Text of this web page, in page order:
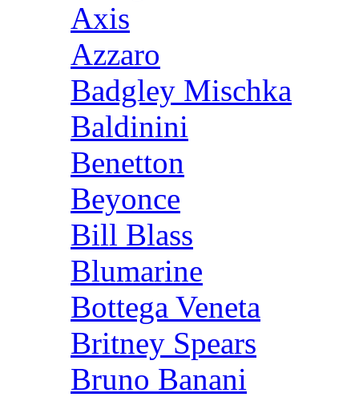
Axis
Azzaro
Badgley Mischka
Baldinini
Benetton
Beyonce
Bill Blass
Blumarine
Bottega Veneta
Britney Spears
Bruno Banani